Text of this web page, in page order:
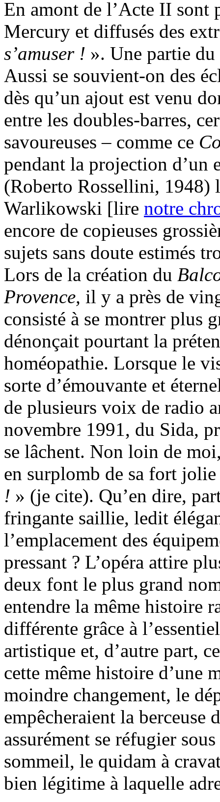
En amont de l’Acte II sont
Mercury et diffusés des
s’amuser ! ». Une partie
Aussi se souvient-on des
dès qu’un ajout est venu
entre les doubles-barres,
savoureuses – comme ce
pendant la projection d’un
(Roberto Rossellini, 1948)
Warlikowski [lire notre
encore de copieuses
sujets sans doute estimés
Lors de la création du
Provence, il y a près de
consisté à se montrer plus
dénonçait pourtant la
homéopathie. Lorsque le
sorte d’émouvante et
de plusieurs voix de radio
novembre 1991, du Sida,
se lâchent. Non loin de
en surplomb de sa fort
! » (je cite). Qu’en dire,
fringante saillie, ledit
l’emplacement des
pressant ? L’opéra attire
deux font le plus grand
entendre la même histoire
différente grâce à
artistique et, d’autre part,
cette même histoire d’une
moindre changement, le
empêcheraient la berceuse
assurément se réfugier
sommeil, le quidam à
bien légitime à laquelle